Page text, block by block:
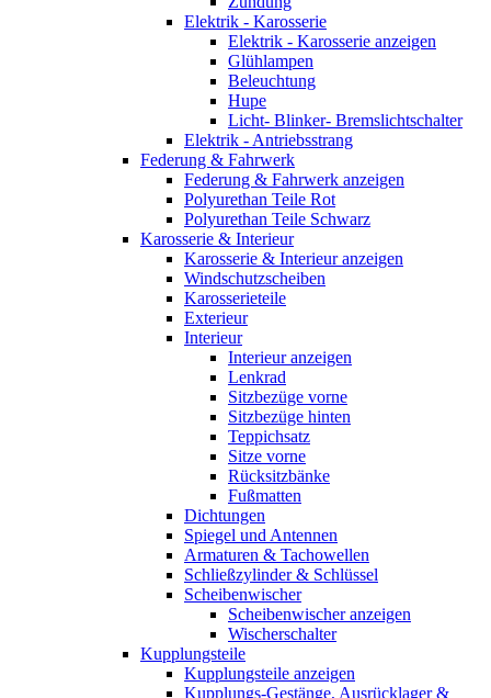
Elektrik - Karosserie
Elektrik - Karosserie anzeigen
Glühlampen
Beleuchtung
Hupe
Licht- Blinker- Bremslichtschalter
Elektrik - Antriebsstrang
Federung & Fahrwerk
Federung & Fahrwerk anzeigen
Polyurethan Teile Rot
Polyurethan Teile Schwarz
Karosserie & Interieur
Karosserie & Interieur anzeigen
Windschutzscheiben
Karosserieteile
Exterieur
Interieur
Interieur anzeigen
Lenkrad
Sitzbezüge vorne
Sitzbezüge hinten
Teppichsatz
Sitze vorne
Rücksitzbänke
Fußmatten
Dichtungen
Spiegel und Antennen
Armaturen & Tachowellen
Schließzylinder & Schlüssel
Scheibenwischer
Scheibenwischer anzeigen
Wischerschalter
Kupplungsteile
Kupplungsteile anzeigen
Kupplungs-Gestänge, Ausrücklager &